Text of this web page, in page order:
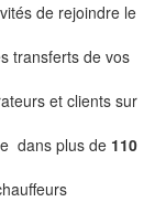
de rejoindre le
transferts de vos
et clients sur
dans plus de 110